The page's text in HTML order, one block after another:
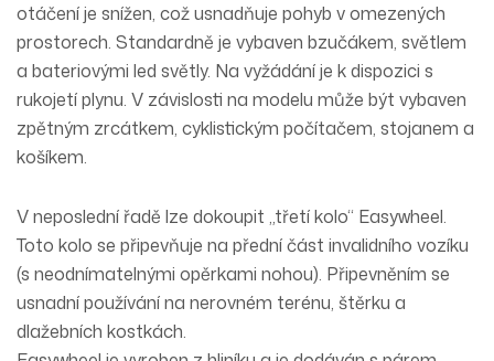
otáčení je snížen, což usnadňuje pohyb v omezených
prostorech. Standardně je vybaven bzučákem, světlem
a bateriovými led světly. Na vyžádání je k dispozici s
rukojetí plynu. V závislosti na modelu může být vybaven
zpětným zrcátkem, cyklistickým počítačem, stojanem a
košíkem.
V neposlední řadě lze dokoupit „třetí kolo“ Easywheel.
Toto kolo se připevňuje na přední část invalidního vozíku
(s neodnímatelnými opěrkami nohou). Připevněním se
usnadní používání na nerovném terénu, štěrku a
dlažebních kostkách.